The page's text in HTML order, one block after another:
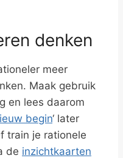
denken
meer
Maak gebruik
en lees daarom
begin‘ later
train je rationele
de inzichtkaarten